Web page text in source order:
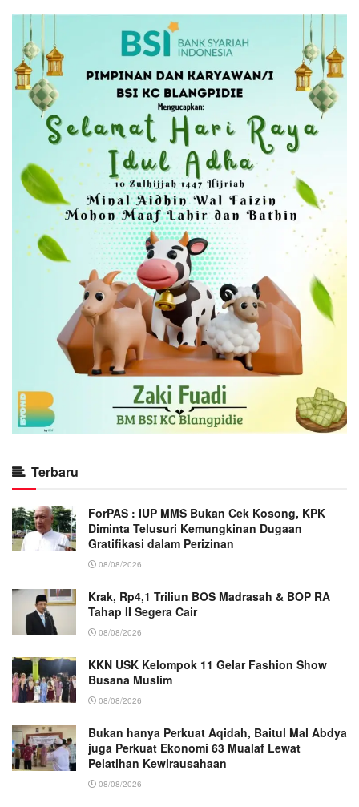
Terbaru
ForPAS : IUP MMS Bukan Cek Kosong, KPK
Diminta Telusuri Kemungkinan Dugaan
Gratifikasi dalam Perizinan
08/08/2026
Krak, Rp4,1 Triliun BOS Madrasah & BOP RA
Tahap II Segera Cair
08/08/2026
KKN USK Kelompok 11 Gelar Fashion Show
Busana Muslim
08/08/2026
Bukan hanya Perkuat Aqidah, Baitul Mal Abdya
juga Perkuat Ekonomi 63 Mualaf Lewat
Pelatihan Kewirausahaan
08/08/2026